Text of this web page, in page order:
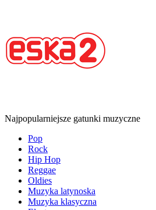
Najpopularniejsze gatunki muzyczne
Pop
Rock
Hip Hop
Reggae
Oldies
Muzyka latynoska
Muzyka klasyczna